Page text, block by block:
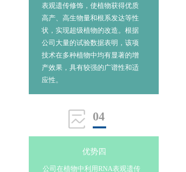
表观遗传修饰，使植物获得优质
高产、高生物量和根系发达等性
状，实现超级植物的改造。根据
公司大量的试验数据表明，该项
技术在多种植物中均有显著的增
产效果，具有较强的广谱性和适
应性。
04
公司在植物中利用RNA表观遗传
优势四